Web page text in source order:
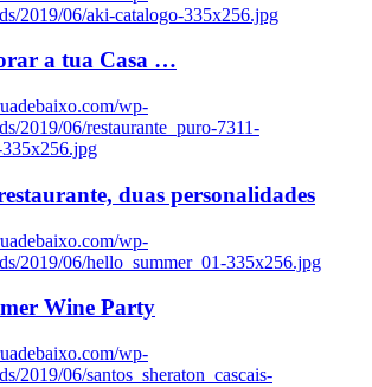
2019/06/aki-catalogo-335x256.jpg
a tua Casa …
wp-
2019/06/restaurante_puro-7311-
duas personalidades
wp-
2019/06/hello_summer_01-335x256.jpg
Wine Party
wp-
2019/06/santos_sheraton_cascais-